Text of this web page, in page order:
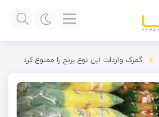
گمرک واردات این نوع برنج را ممنوع کرد